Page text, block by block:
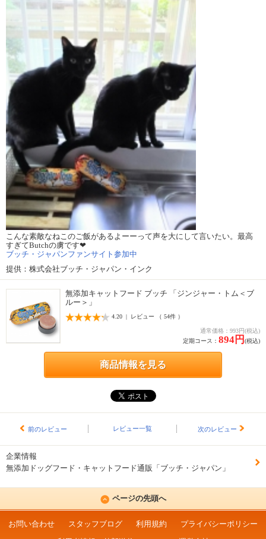
こんな素敵なねこのご飯があるよーーって声を大にして言いたい。最高
すぎてButchの虜です❤
ブッチ・ジャパンファンサイト参加中
提供：株式会社ブッチ・ジャパン・インク
無添加キャットフード ブッチ 「ジンジャー・トム＜ブ
ルー＞」
4.20 | レビュー （ 54件 ）
通常価格：993円(税込)
定期コース： 894円 (税込)
商品情報を見る
前のレビュー レビュー一覧 次のレビュー
企業情報
無添加ドッグフード・キャットフード通販「ブッチ・ジャパン」
ページの先頭へ
お問い合わせ スタッフブログ 利用規約
プライバシーポリシー